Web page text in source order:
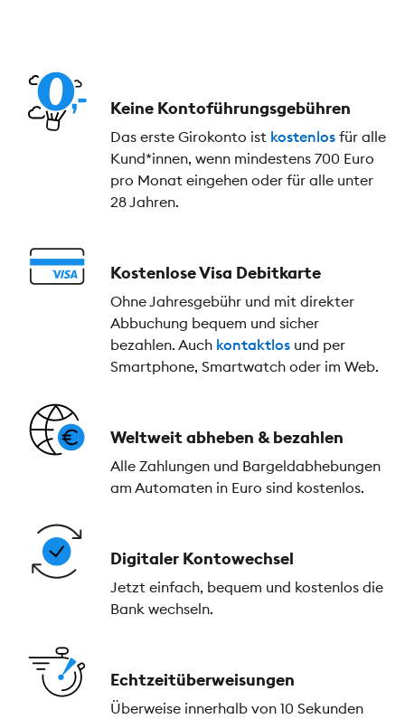
Keine Kontoführungs­gebühren
Das erste Girokonto ist kostenlos für alle
Kund*innen, wenn mindestens 700 Euro
pro Monat eingehen oder für alle unter
28 Jahren.
Kostenlose Visa Debitkarte
Ohne Jahresgebühr und mit direkter
Abbuchung bequem und sicher
bezahlen. Auch kontaktlos und per
Smartphone, Smartwatch oder im Web.
Weltweit abheben & bezahlen
Alle Zahlungen und Bargeldabhebungen
am Automaten in Euro sind kostenlos.
Digitaler Kontowechsel
Jetzt einfach, bequem und kostenlos die
Bank wechseln.
Echtzeitüberweisungen
Überweise innerhalb von 10 Sekunden